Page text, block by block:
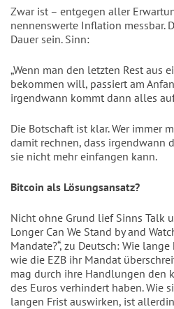
Zwar ist – entgegen aller
nennenswerte Inflation messbar.
Dauer sein. Sinn:
„Wenn man den letzten Rest aus
bekommen will, passiert am
irgendwann kommt dann alles
Die Botschaft ist klar. Wer immer
damit rechnen, dass irgendwann
sie nicht mehr einfangen kann.
Bitcoin als Lösungsansatz?
Nicht ohne Grund lief Sinns Talk
Longer Can We Stand by and
Mandate?“, zu Deutsch: Wie
wie die EZB ihr Mandat
mag durch ihre Handlungen den
des Euros verhindert haben. Wie
langen Frist auswirken, ist